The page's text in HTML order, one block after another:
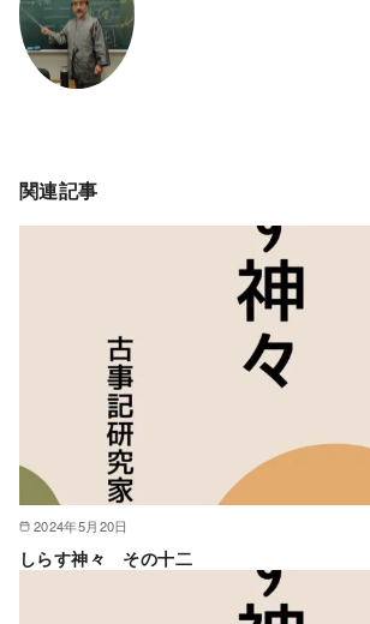
関連記事
2024年5月20日
しらす神々 その十二